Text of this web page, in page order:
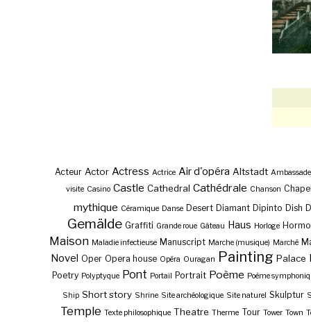
Acteur Actor Actress Actrice Air d'opéra Altstadt Ambassade
visite Casino Castle Cathedral Cathédrale Chanson
mythique Céramique Danse Desert Diamant Dipinto Dish
Gemälde Graffiti Grande roue Gâteau Haus Horloge
Maison Maladie infectieuse Manuscript Marche (musique) Marché
Novel Oper Opera house Opéra Ouragan Painting Palace
Poetry Polyptyque Pont Portail Portrait Poème Poème
Ship Short story Shrine Site archéologique Site naturel Skulptur
Temple Texte philosophique Theatre Therme Tour Tower Town